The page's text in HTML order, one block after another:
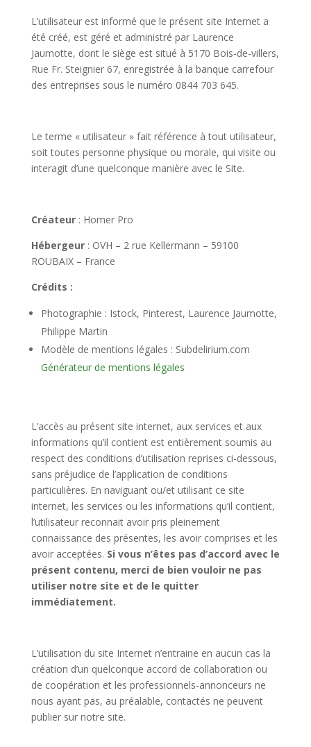
L’utilisateur est informé que le présent site Internet a
été créé, est géré et administré par Laurence
Jaumotte, dont le siège est situé à 5170 Bois-de-villers,
Rue Fr. Steignier 67, enregistrée à la banque carrefour
des entreprises sous le numéro 0844 703 645.
Le terme « utilisateur » fait référence à tout utilisateur,
soit toutes personne physique ou morale, qui visite ou
interagit d’une quelconque manière avec le Site.
Créateur: Homer Pro
Hébergeur: OVH – 2 rue Kellermann – 59100
ROUBAIX – France
Crédits :
Photographie : Istock, Pinterest, Laurence Jaumotte,
Philippe Martin
Modèle de mentions légales : Subdelirium.com
Générateur de mentions légales
L’accès au présent site internet, aux services et aux
informations qu’il contient est entièrement soumis au
respect des conditions d’utilisation reprises ci-dessous,
sans préjudice de l’application de conditions
particulières. En naviguant ou/et utilisant ce site
internet, les services ou les informations qu’il contient,
l’utilisateur reconnait avoir pris pleinement
connaissance des présentes, les avoir comprises et les
avoir acceptées. Si vous n’êtes pas d’accord avec le
présent contenu, merci de bien vouloir ne pas
utiliser notre site et de le quitter
immédiatement.
L’utilisation du site Internet n’entraine en aucun cas la
création d’un quelconque accord de collaboration ou
de coopération et les professionnels-annonceurs ne
nous ayant pas, au préalable, contactés ne peuvent
publier sur notre site.